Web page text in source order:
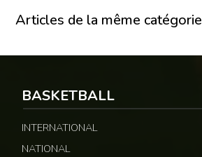
Articles de la même catégorie
BASKETBALL
INTERNATIONAL
NATIONAL